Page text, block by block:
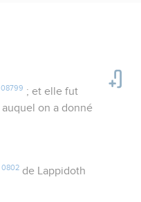
08799 ; et elle fut
auquel on a donné
0802de Lappidoth